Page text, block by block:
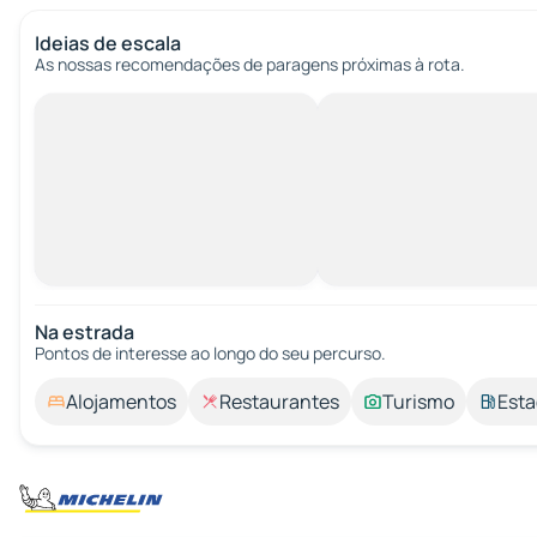
Ideias de escala
As nossas recomendações de paragens próximas à rota.
Na estrada
Pontos de interesse ao longo do seu percurso.
Alojamentos Restaurantes Turismo